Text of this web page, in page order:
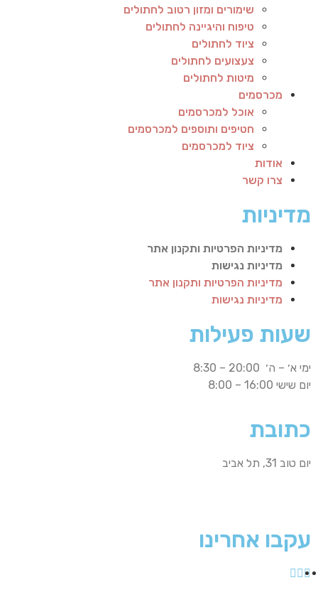
שימורים ומזון רטוב לחתולים
טיפוח והיגיינה לחתולים
ציוד לחתולים
צעצועים לחתולים
מיטות לחתולים
מכרסמים
אוכל למכרסמים
חטיפים ותוספים למכרסמים
ציוד למכרסמים
אודות
צרו קשר
מדיניות
מדיניות הפרטיות ותקנון אתר
מדיניות נגישות
מדיניות הפרטיות ותקנון אתר
מדיניות נגישות
שעות פעילות
ימי א׳ – ה׳ 20:00 – 8:30
יום שישי 16:00 – 8:00
כתובת
יום טוב 31, תל אביב
עקבו אחרינו